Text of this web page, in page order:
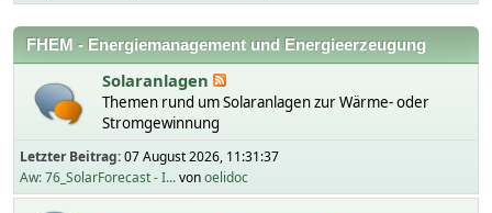
FHEM - Energiemanagement und Energieerzeugung
Solaranlagen
Themen rund um Solaranlagen zur Wärme- oder
Stromgewinnung
Letzter Beitrag:07 August 2026, 11:31:37
Aw: 76_SolarForecast - I...vonoelidoc